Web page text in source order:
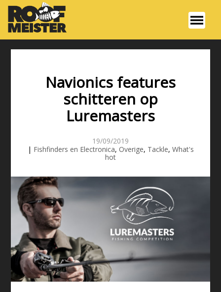
Navionics features
schitteren op
Luremasters
19/09/2019
| Fishfinders en Electronica, Overige, Tackle, What's
hot